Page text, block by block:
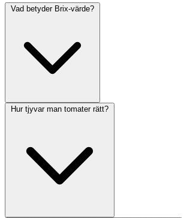
Vad betyder Brix-värde?
Hur tjyvar man tomater rätt?